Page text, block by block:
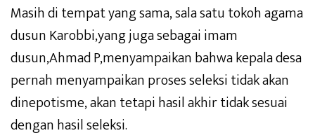
Masih di tempat yang sama, sala satu tokoh agama
dusun Karobbi,yang juga sebagai imam
dusun,Ahmad P,menyampaikan bahwa kepala desa
pernah menyampaikan proses seleksi tidak akan
dinepotisme, akan tetapi hasil akhir tidak sesuai
dengan hasil seleksi.